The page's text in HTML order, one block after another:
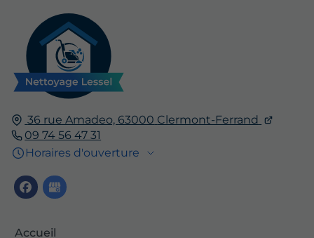
36 rue Amadeo, 63000 Clermont-Ferrand
09 74 56 47 31
Horaires d'ouverture
Accueil